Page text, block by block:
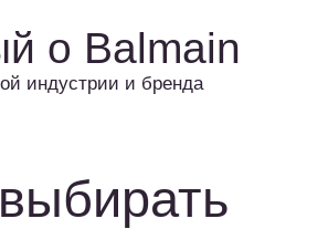
о Balmain
индустрии и бренда